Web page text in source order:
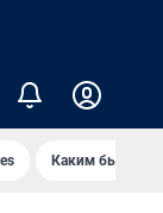
Каким было